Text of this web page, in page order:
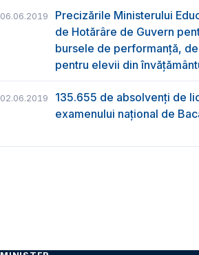
06.06.2019
Precizările Ministerului
de Hotărâre de Guvern
bursele de performanță,
pentru elevii din
02.06.2019
135.655 de absolvenţi de
examenului naţional de